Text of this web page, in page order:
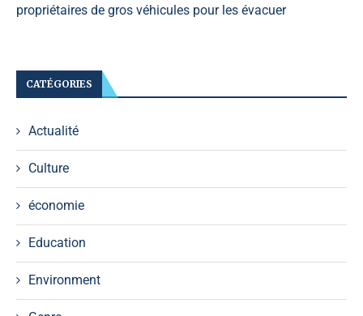
propriétaires de gros véhicules pour les évacuer
CATÉGORIES
Actualité
Culture
économie
Education
Environment